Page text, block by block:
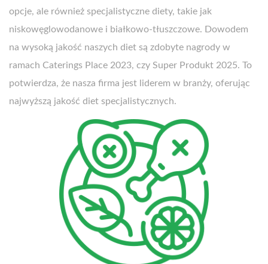
opcje, ale również specjalistyczne diety, takie jak
niskowęglowodanowe i białkowo-tłuszczowe. Dowodem
na wysoką jakość naszych diet są zdobyte nagrody w
ramach Caterings Place 2023, czy Super Produkt 2025. To
potwierdza, że nasza firma jest liderem w branży, oferując
najwyższą jakość diet specjalistycznych.